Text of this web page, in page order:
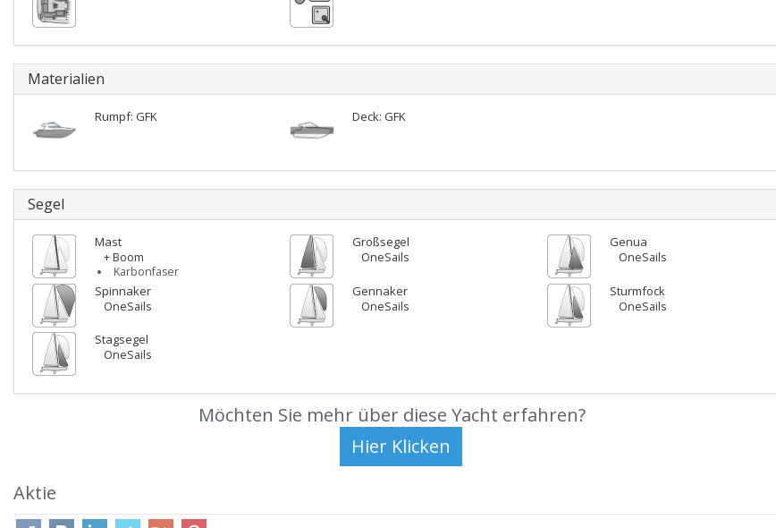
Materialien
Rumpf: GFK Deck: GFK
Segel
Mast
+ Boom
Karbonfaser
Großsegel
OneSails
Genua
OneSails
Spinnaker
OneSails
Gennaker
OneSails
Sturmfock
OneSails
Stagsegel
OneSails
Möchten Sie mehr über diese Yacht erfahren?
Aktie